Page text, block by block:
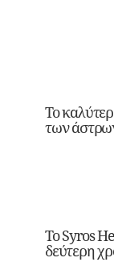
Το
των
Το Syros
δεύτερη